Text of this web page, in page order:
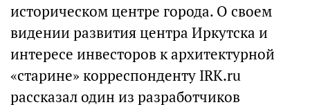
историческом центре города. О своем
видении развития центра Иркутска и
интересе инвесторов к архитектурной
«старине» корреспонденту IRK.ru
рассказал один из разработчиков